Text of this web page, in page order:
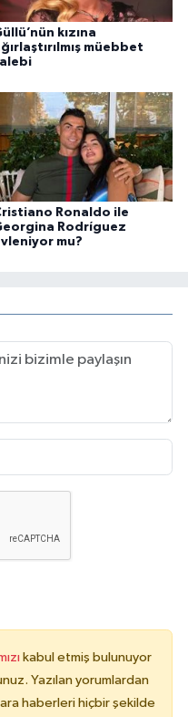
kızına
müebbet
Ronaldo ile
Rodríguez
mu?
kabul etmiş bulunuyor
Yazılan yorumlardan
haberleri hiçbir şekilde